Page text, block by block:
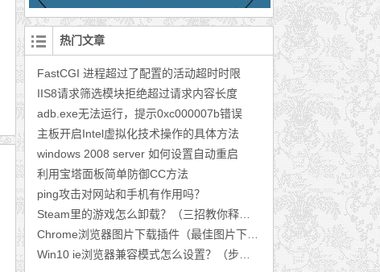
热门文章
FastCGI 进程超过了配置的活动超时时限
IIS8请求筛选模块拒绝超过请求内容长度
adb.exe无法运行，提示0xc000007b错误
主板开启Intel虚拟化技术操作的具体方法
windows 2008 server 如何设置自动重启
利用宝塔面板简单防御CC方法
ping攻击对网站和手机有作用吗？